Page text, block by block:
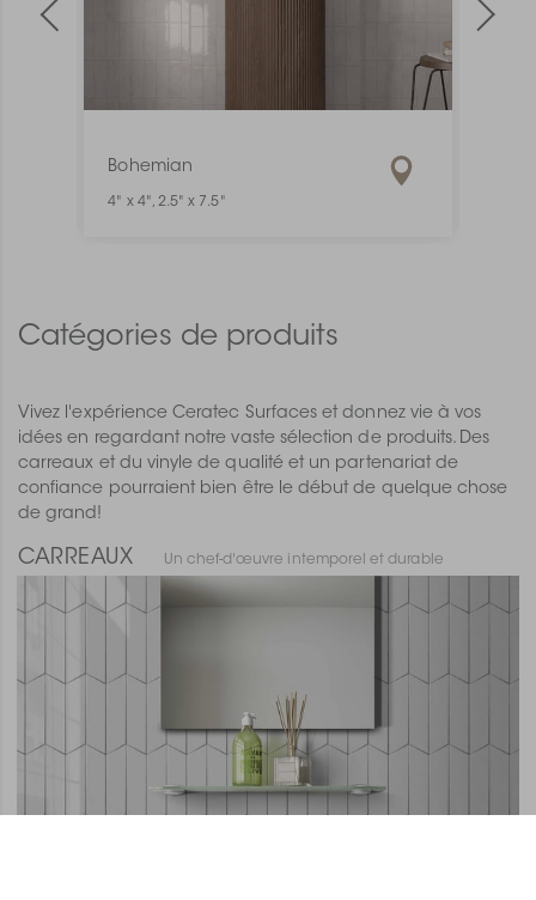
Bohemian
4" x 4", 2.5" x 7.5"
Catégories de produits
Vivez l'expérience Ceratec Surfaces et donnez vie à vos
idées en regardant notre vaste sélection de produits. Des
carreaux et du vinyle de qualité et un partenariat de
confiance pourraient bien être le début de quelque chose
de grand!
CARREAUX Un chef-d'œuvre intemporel et durable